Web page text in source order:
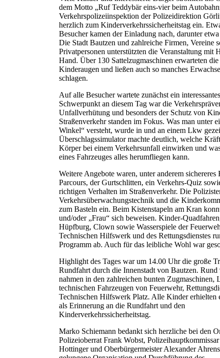
dem Motto „Ruf Teddybär eins-vier beim
Verkehrspolizeiinspektion der Polizeidirektion
herzlich zum Kinderverkehrssicherheitstag ein.
Besucher kamen der Einladung nach, darunter
Die Stadt Bautzen und zahlreiche Firmen, Vereine
Privatpersonen unterstützten die Veranstaltung mit
Hand. Über 130 Sattelzugmaschinen erwarteten
Kinderaugen und ließen auch so manches
schlagen.
Auf alle Besucher wartete zunächst ein
Schwerpunkt an diesem Tag war die
Unfallverhütung und besonders der Schutz von
Straßenverkehr standen im Fokus. Was man unter
Winkel“ versteht, wurde in und an einem Lkw
Überschlagssimulator machte deutlich, welche
Körper bei einem Verkehrsunfall einwirken und
eines Fahrzeuges alles herumfliegen kann.
Weitere Angebote waren, unter anderem sichereres
Parcours, der Gurtschlitten, ein Verkehrs-Quiz
richtigen Verhalten im Straßenverkehr. Die
Verkehrsüberwachungstechnik und die
zum Basteln ein. Beim Kistenstapeln am Kran
und/oder „Frau“ sich beweisen. Kinder-
Hüpfburg, Clown sowie Wasserspiele der
Technischen Hilfswerk und des Rettungsdienstes
Programm ab. Auch für das leibliche Wohl war
Highlight des Tages war um 14.00 Uhr die große
Rundfahrt durch die Innenstadt von Bautzen.
nahmen in den zahlreichen bunten Zugmaschinen,
technischen Fahrzeugen von Feuerwehr,
Technischen Hilfswerk Platz. Alle Kinder erhielten
als Erinnerung an die Rundfahrt und den
Kinderverkehrssicherheitstag.
Marko Schiemann bedankt sich herzliche bei den
Polizeioberrat Frank Wobst,
Hottinger und Oberbürgermeister Alexander